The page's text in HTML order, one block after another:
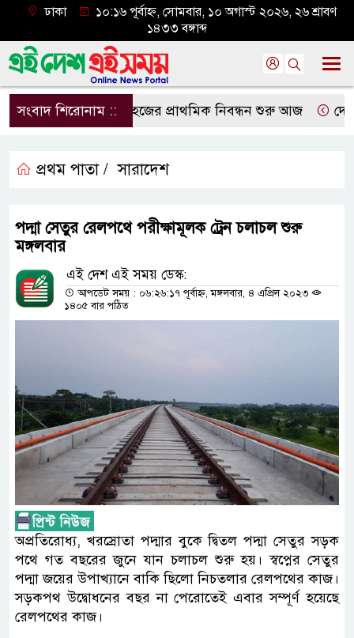
ঢাকা
১০:১৬ পূর্বাহ্ন, সোমবার, ১০ অগাস্ট ২০২৬, ২৬ শ্রাবণ
১৪৩৩ বঙ্গাব্দ
সংবাদ শিরোনাম ::হজের প্রাথমিক নিবন্ধন শুরু আজ দেশের
প্রথম পাতা / সারাদেশ
পদ্মা সেতুর রেলপথে পরীক্ষামূলক ট্রেন চলাচল শুরু
মঙ্গলবার
এই দেশ এই সময় ডেস্ক:
আপডেট সময় : ০৬:২৬:১৭ পূর্বাহ্ন, মঙ্গলবার, ৪ এপ্রিল ২০২৩
১৪০৫ বার পঠিত
অপ্রতিরোধ্য, খরস্রোতা পদ্মার বুকে দ্বিতল পদ্মা সেতুর সড়ক
পথে গত বছরের জুনে যান চলাচল শুরু হয়। স্বপ্নের সেতুর
পদ্মা জয়ের উপাখ্যানে বাকি ছিলো নিচতলার রেলপথের কাজ।
সড়কপথ উদ্বোধনের বছর না পেরোতেই এবার সম্পূর্ণ হয়েছে
রেলপথের কাজ।